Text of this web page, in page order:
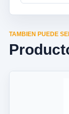
TAMBIEN PUEDE